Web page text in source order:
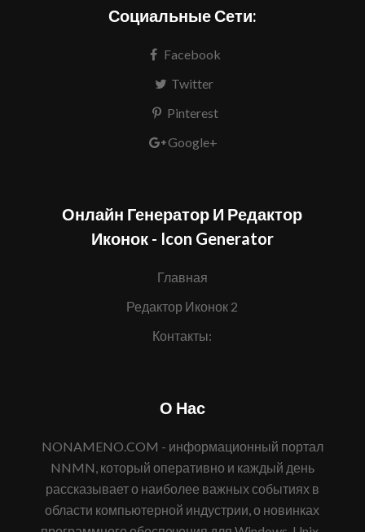
Социальные Сети:
Facebook
Twitter
Pinterest
Google+
Онлайн Генератор И Редактор
Иконок - Icon Generator
Главная
Редактор Иконок 2
Контакты:
О Нас
NONAMENO.COM - информационный портал
NNMN, который оперативно и каждый день
рассказывает о наиболее важных событиях в
области компьютерной индустрии, о новинках